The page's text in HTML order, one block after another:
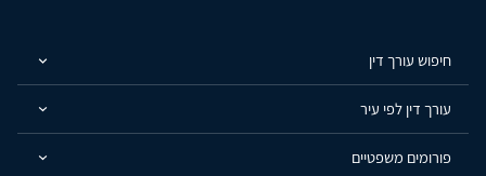
חיפוש עורך דין
עורך דין לפי עיר
פורומים משפטיים